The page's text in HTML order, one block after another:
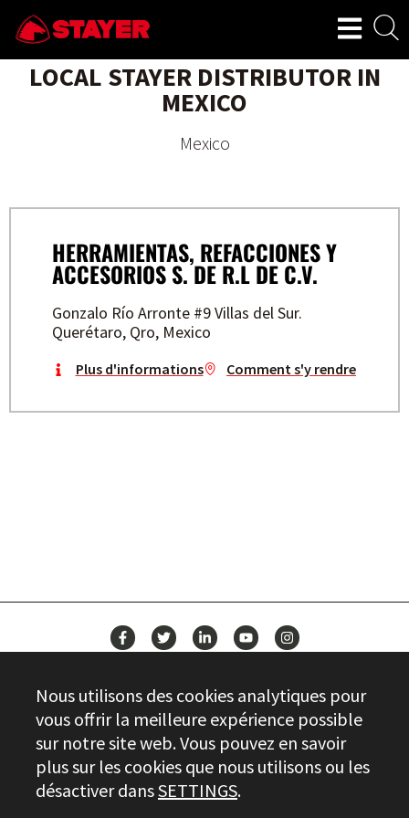
LOCAL STAYER DISTRIBUTOR IN
MEXICO
Mexico
HERRAMIENTAS, REFACCIONES Y
ACCESORIOS S. DE R.L DE C.V.
Gonzalo Río Arronte #9 Villas del Sur.
Querétaro, Qro, Mexico
Plus d'informations Comment s'y rendre
CONTACT
Stayer.es © 2026
Nous utilisons des cookies analytiques pour
vous offrir la meilleure expérience possible
sur notre site web. Vous pouvez en savoir
plus sur les cookies que nous utilisons ou les
désactiver dansSETTINGS.